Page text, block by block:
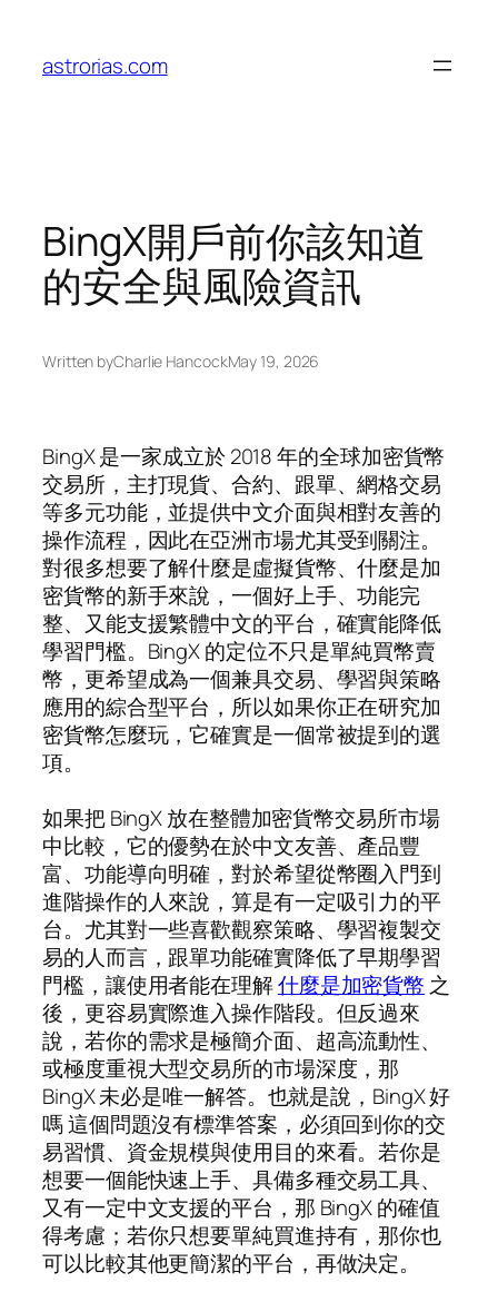
content
astrorias.com
BingX開戶前你該知道
的安全與風險資訊
Written byCharlie HancockMay 19, 2026
BingX 是一家成立於 2018 年的全球加密貨幣
交易所，主打現貨、合約、跟單、網格交易
等多元功能，並提供中文介面與相對友善的
操作流程，因此在亞洲市場尤其受到關注。
對很多想要了解什麼是虛擬貨幣、什麼是加
密貨幣的新手來說，一個好上手、功能完
整、又能支援繁體中文的平台，確實能降低
學習門檻。BingX 的定位不只是單純買幣賣
幣，更希望成為一個兼具交易、學習與策略
應用的綜合型平台，所以如果你正在研究加
密貨幣怎麼玩，它確實是一個常被提到的選
項。
如果把 BingX 放在整體加密貨幣交易所市場
中比較，它的優勢在於中文友善、產品豐
富、功能導向明確，對於希望從幣圈入門到
進階操作的人來說，算是有一定吸引力的平
台。尤其對一些喜歡觀察策略、學習複製交
易的人而言，跟單功能確實降低了早期學習
門檻，讓使用者能在理解什麼是加密貨幣 之
後，更容易實際進入操作階段。但反過來
說，若你的需求是極簡介面、超高流動性、
或極度重視大型交易所的市場深度，那
BingX 未必是唯一解答。也就是說，BingX 好
嗎 這個問題沒有標準答案，必須回到你的交
易習慣、資金規模與使用目的來看。若你是
想要一個能快速上手、具備多種交易工具、
又有一定中文支援的平台，那 BingX 的確值
得考慮；若你只想要單純買進持有，那你也
可以比較其他更簡潔的平台，再做決定。